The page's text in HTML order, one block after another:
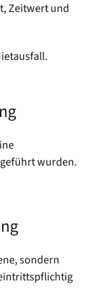
Zeitwert und
wurden.
sondern